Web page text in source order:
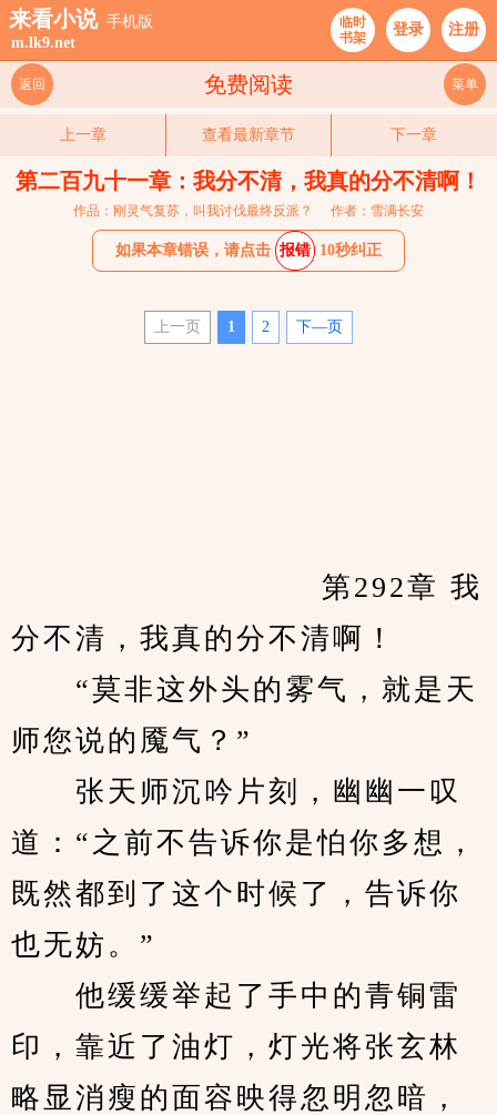
来看小说 手机版
m.lk9.net
临时
书架
登录 注册
免费阅读
返回 菜单
上一章 查看最新章节 下一章
第二百九十一章：我分不清，我真的分不清啊！
作品：刚灵气复苏，叫我讨伐最终反派？ 作者：雪满长安
如果本章错误，请点击 报错 10秒纠正
上一页 1 2 下—页
分不清，我真的分不清啊！
“莫非这外头的雾气，就是天
师您说的魇气？”
张天师沉吟片刻，幽幽一叹
道：“之前不告诉你是怕你多想，
既然都到了这个时候了，告诉你
也无妨。”
他缓缓举起了手中的青铜雷
印，靠近了油灯，灯光将张玄林
略显消瘦的面容映得忽明忽暗，